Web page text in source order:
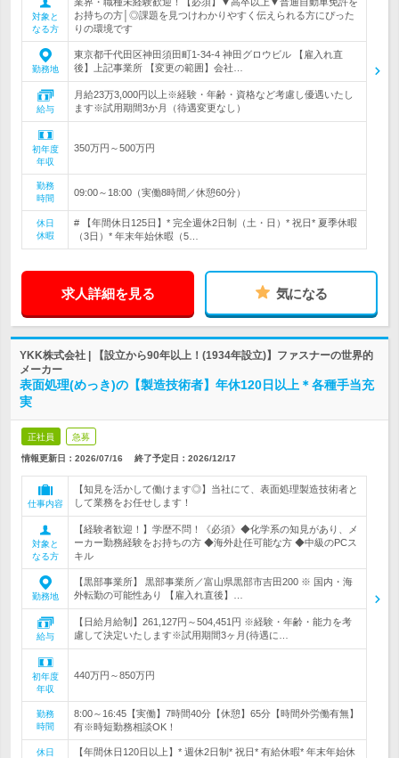
対象と
なる方
お持ちの方│◎課題を見つけわかりやすく伝えられる方にぴった
りの環境です
勤務地
東京都千代田区神田須田町1-34-4 神田グロウビル 【雇入れ直
後】上記事業所 【変更の範囲】会社…
給与
月給23万3,000円以上※経験・年齢・資格など考慮し優遇いたし
ます※試用期間3か月（待遇変更なし）
初年度
年収
350万円～500万円
勤務
時間
09:00～18:00（実働8時間／休憩60分）
休日
休暇
# 【年間休日125日】* 完全週休2日制（土・日）* 祝日* 夏季休暇
（3日）* 年末年始休暇（5…
求人詳細を見る 気になる
YKK株式会社 | 【設立から90年以上！(1934年設立)】ファスナーの世界的
メーカー
表面処理(めっき)の【製造技術者】年休120日以上＊各種手当充
実
正社員 急募
情報更新日：2026/07/16 終了予定日： 2026/12/17
仕事内容
【知見を活かして働けます◎】当社にて、表面処理製造技術者と
して業務をお任せします！
対象と
なる方
【経験者歓迎！】学歴不問！《必須》◆化学系の知見があり、メ
ーカー勤務経験をお持ちの方 ◆海外赴任可能な方 ◆中級のPCス
キル
勤務地
【黒部事業所】 黒部事業所／富山県黒部市吉田200 ※ 国内・海
外転勤の可能性あり 【雇入れ直後】…
給与
【日給月給制】261,127円～504,451円 ※経験・年齢・能力を考
慮して決定いたします※試用期間3ヶ月(待遇に…
初年度
年収
440万円～850万円
勤務
時間
8:00～16:45【実働】7時間40分【休憩】65分【時間外労働有無】
有※時短勤務相談OK！
休日
【年間休日120日以上】* 週休2日制* 祝日* 有給休暇* 年末年始休